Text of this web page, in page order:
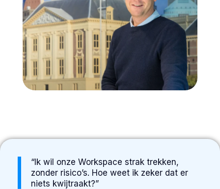
“Ik wil onze Workspace strak trekken,
zonder risico’s. Hoe weet ik zeker dat er
niets kwijtraakt?”